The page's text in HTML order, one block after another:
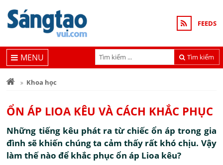
FEEDS
Tìm kiếm
MENU
Khoa học
ỔN ÁP LIOA KÊU VÀ CÁCH KHẮC PHỤC
Những tiếng kêu phát ra từ chiếc ổn áp trong gia
đình sẽ khiến chúng ta cảm thấy rất khó chịu. Vậy
làm thế nào để khắc phục ổn áp Lioa kêu?